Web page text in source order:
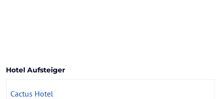
Hotel Aufsteiger
Cactus Hotel